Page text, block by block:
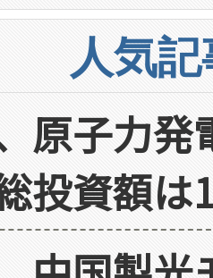
人気
原子力
資額は